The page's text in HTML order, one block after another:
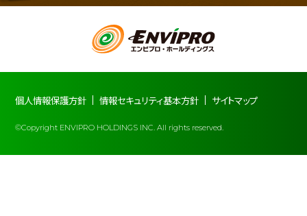
個人情報保護方針 情報セキュリティ基本方針 サイトマップ
©Copyright ENVIPRO HOLDINGS INC. All rights reserved.